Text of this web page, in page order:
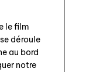
le film
déroule
au bord
notre